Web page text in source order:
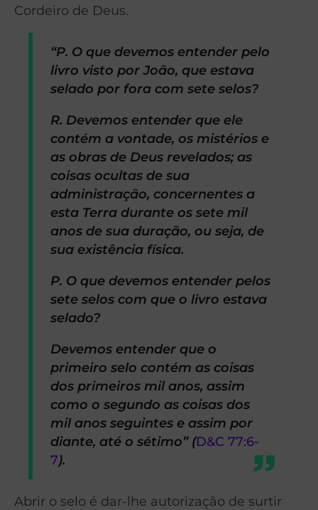
Cordeiro de Deus.
“P. O que devemos entender pelo
livro visto por João, que estava
selado por fora com sete selos?
R. Devemos entender que ele
contém a vontade, os mistérios e
as obras de Deus revelados; as
coisas ocultas de sua
administração, concernentes a
esta Terra durante os sete mil
anos de sua duração, ou seja, de
sua existência física.
P. O que devemos entender pelos
sete selos com que o livro estava
selado?
Devemos entender que o
primeiro selo contém as coisas
dos primeiros mil anos, assim
como o segundo as coisas dos
mil anos seguintes e assim por
diante, até o sétimo” (D&C 77:6-
7).
Abrir o selo é dar-lhe autorização de surtir